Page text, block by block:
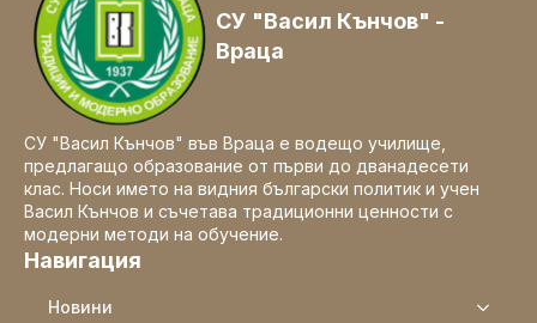
СУ "Васил Кънчов" -
Враца
СУ "Васил Кънчов" във Враца е водещо училище,
предлагащо образование от първи до дванадесети
клас. Носи името на видния български политик и учен
Васил Кънчов и съчетава традиционни ценности с
модерни методи на обучение.
Навигация
Новини